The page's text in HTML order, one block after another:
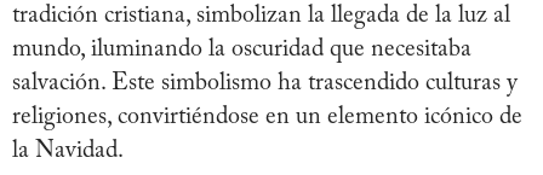
tradición cristiana, simbolizan la llegada de la luz al
mundo, iluminando la oscuridad que necesitaba
salvación. Este simbolismo ha trascendido culturas y
religiones, convirtiéndose en un elemento icónico de
la Navidad.